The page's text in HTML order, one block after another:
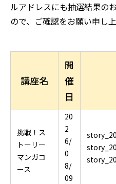
ルアドレスにも抽選結果の
ので、ご確認をお願い申し上
講座名
開
催
日
挑戦！ス
トーリー
マンガコ
ース
20
2
6/
0
8/
09